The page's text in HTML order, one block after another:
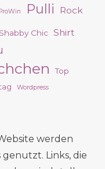
Pulli Rock
Shabby Chic Shirt
Top
Wordpress
werden
Links, die